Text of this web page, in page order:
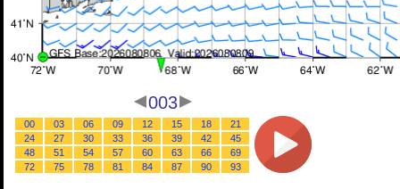
003
00 03 06 09 12 15 18
21
24
27 30 33 36 39 42
45
48
51 54 57 60 63 66
69
72
75 78 81 84 87 90 93